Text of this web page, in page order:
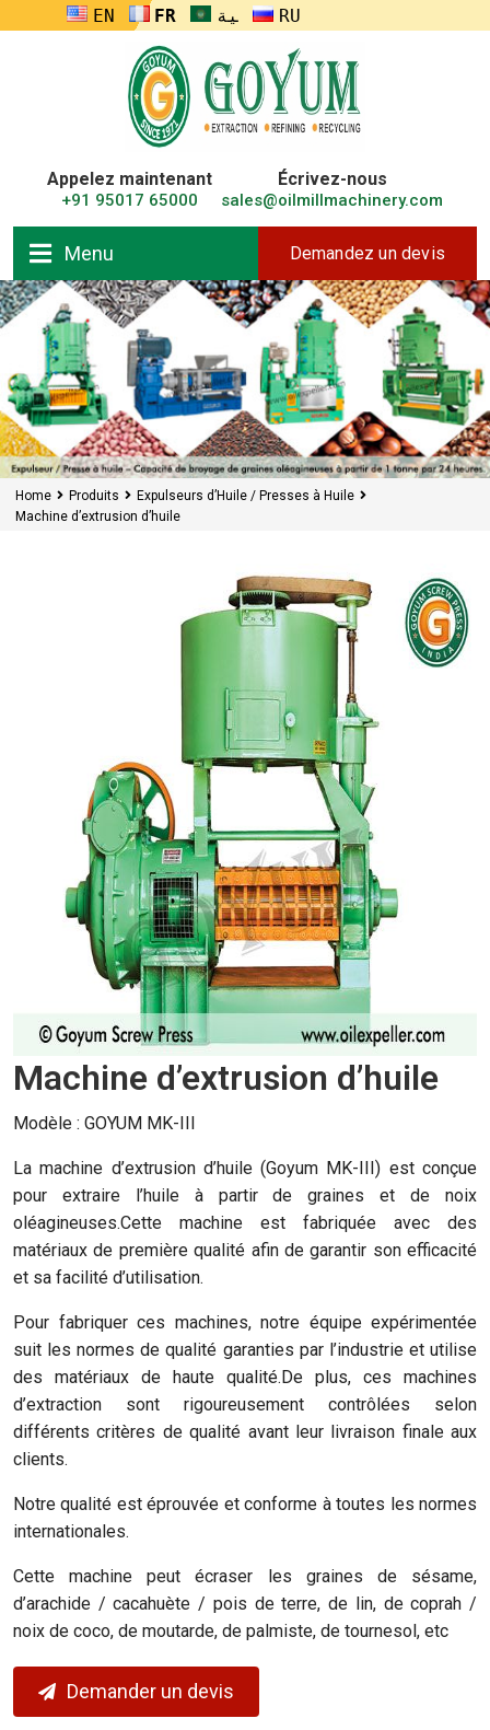
ENGLISHFRANÇAISالعربيةRUSSIA
Appelez maintenant
+91 95017 65000
Écrivez-nous
sales@oilmillmachinery.com
Menu Demandez un devis
Home Produits
Expulseurs d’Huile / Presses à Huile
Machine d’extrusion d’huile
Machine d’extrusion d’huile
Modèle : GOYUM MK-III
La machine d’extrusion d’huile (Goyum MK-III) est conçue
pour extraire l’huile à partir de graines et de noix
oléagineuses.Cette machine est fabriquée avec des
matériaux de première qualité afin de garantir son efficacité
et sa facilité d’utilisation.
Pour fabriquer ces machines, notre équipe expérimentée
suit les normes de qualité garanties par l’industrie et utilise
des matériaux de haute qualité.De plus, ces machines
d’extraction sont rigoureusement contrôlées selon
différents critères de qualité avant leur livraison finale aux
clients.
Notre qualité est éprouvée et conforme à toutes les normes
internationales.
Cette machine peut écraser les graines de sésame,
d’arachide / cacahuète / pois de terre, de lin, de coprah /
noix de coco, de moutarde, de palmiste, de tournesol, etc
Demander un devis